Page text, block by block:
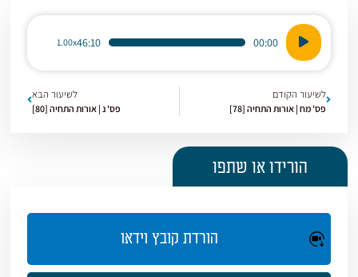
נגן
אודיו
00:00
46:10
1.00x
לשיעור הקודם
פס' מח | אורות התחיה [78]
לשיעור הבא
פס' נ | אורות התחיה [80]
הורידו או שתפו
הורדת קובץ וידאו